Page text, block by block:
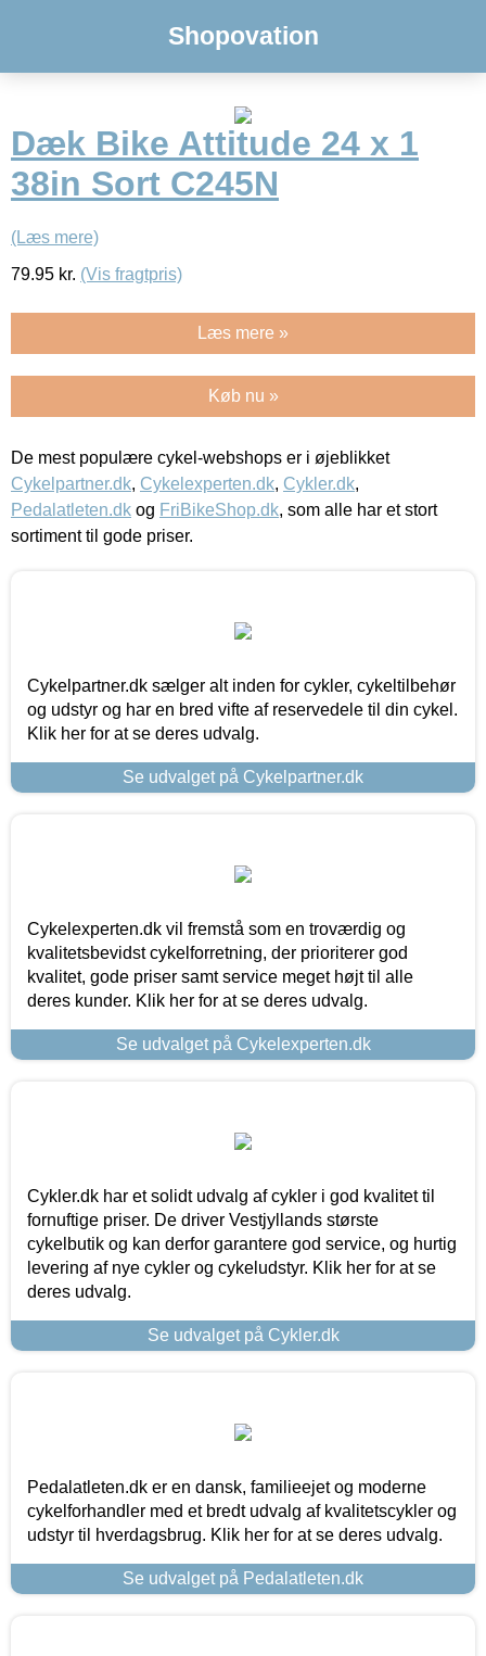
Shopovation
Dæk Bike Attitude 24 x 1
38in Sort C245N
(Læs mere)
79.95 kr. (Vis fragtpris)
Læs mere »
Køb nu »
De mest populære cykel-webshops er i øjeblikket
Cykelpartner.dk, Cykelexperten.dk, Cykler.dk,
Pedalatleten.dk og FriBikeShop.dk, som alle har et stort
sortiment til gode priser.
Cykelpartner.dk sælger alt inden for cykler, cykeltilbehør
og udstyr og har en bred vifte af reservedele til din cykel.
Klik her for at se deres udvalg.
Se udvalget på Cykelpartner.dk
Cykelexperten.dk vil fremstå som en troværdig og
kvalitetsbevidst cykelforretning, der prioriterer god
kvalitet, gode priser samt service meget højt til alle
deres kunder. Klik her for at se deres udvalg.
Se udvalget på Cykelexperten.dk
Cykler.dk har et solidt udvalg af cykler i god kvalitet til
fornuftige priser. De driver Vestjyllands største
cykelbutik og kan derfor garantere god service, og hurtig
levering af nye cykler og cykeludstyr. Klik her for at se
deres udvalg.
Se udvalget på Cykler.dk
Pedalatleten.dk er en dansk, familieejet og moderne
cykelforhandler med et bredt udvalg af kvalitetscykler og
udstyr til hverdagsbrug. Klik her for at se deres udvalg.
Se udvalget på Pedalatleten.dk